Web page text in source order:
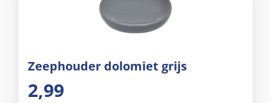
Zeephouder dolomiet grijs
2,99